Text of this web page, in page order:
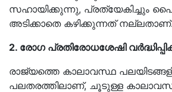
സഹായിക്കുന്നു, പ്രത്യേകിച്ചും
അടിക്കാതെ കഴിക്കുന്നത്
2. രോഗ പ്രതിരോധശേഷി
രാജ്യത്തെ കാലാവസ്ഥ
പലതരത്തിലാണ്, ചൂടുള്ള